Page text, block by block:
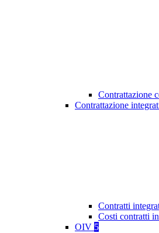
Contrattazione
Contrattazione
Contratti
Costi contratti
OIV 5